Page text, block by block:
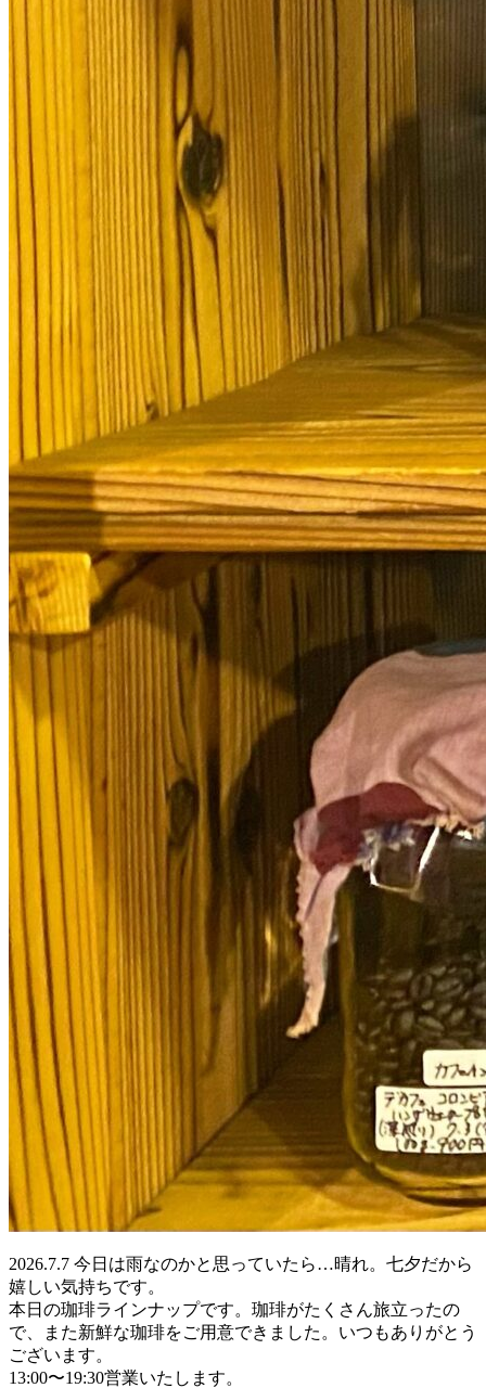
2026.7.7 今日は雨なのかと思っていたら…晴れ。七夕だから
嬉しい気持ちです。
本日の珈琲ラインナップです。珈琲がたくさん旅立ったの
で、また新鮮な珈琲をご用意できました。いつもありがとう
ございます。
13:00〜19:30営業いたします。